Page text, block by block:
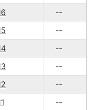
--
--
--
--
--
--